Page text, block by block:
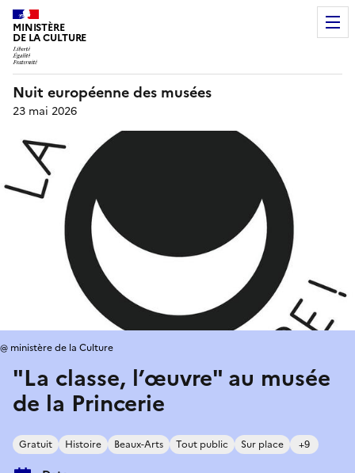
MINISTÈRE
DE LA CULTURE
Nuit européenne des musées
23 mai 2026
"La classe, l’œuvre" au musée
de la Princerie
Gratuit Histoire Beaux-Arts Tout public Sur place +9
@ ministère de la Culture